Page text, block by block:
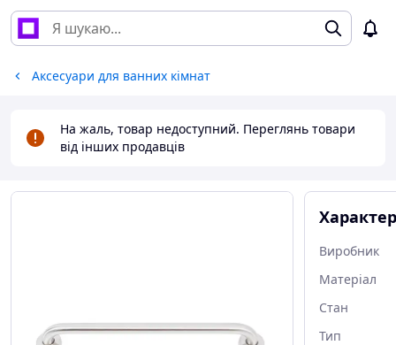
Аксесуари для ванних кімнат
На жаль, товар недоступний. Переглянь товари
від інших продавців
Виробник
Матеріал
Стан
Тип